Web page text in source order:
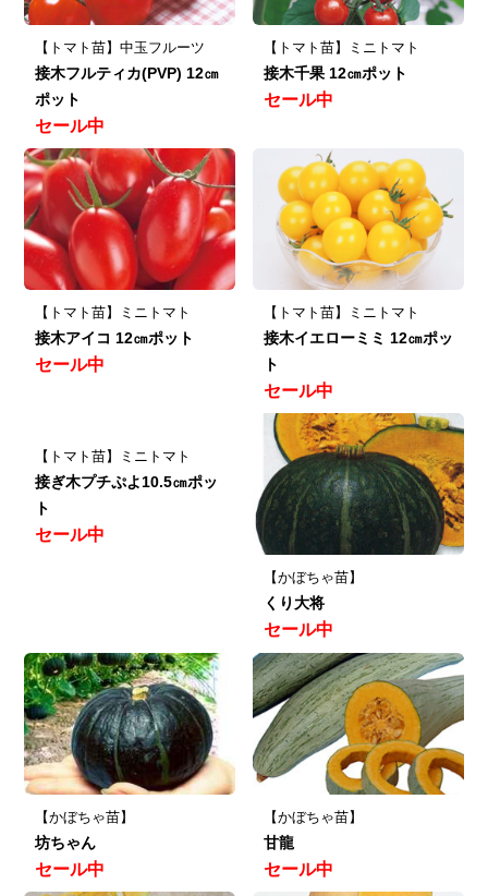
【トマト苗】中玉フルーツ
接木フルティカ(PVP) 12㎝
ポット
セール中
【トマト苗】ミニトマト
接木千果 12㎝ポット
セール中
【トマト苗】ミニトマト
接木アイコ 12㎝ポット
セール中
【トマト苗】ミニトマト
接木イエローミミ 12㎝ポッ
ト
セール中
【トマト苗】ミニトマト
接ぎ木プチぷよ10.5㎝ポッ
ト
セール中
【かぼちゃ苗】
くり大将
セール中
【かぼちゃ苗】
坊ちゃん
セール中
【かぼちゃ苗】
甘龍
セール中